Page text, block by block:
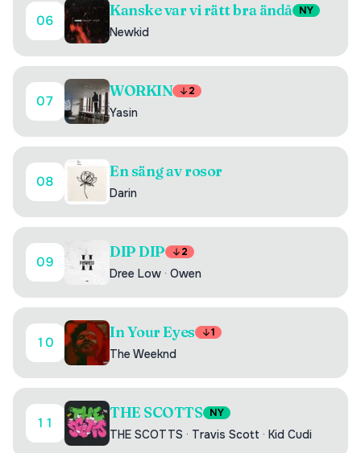
06
Kanske var vi rätt bra ändå NY
Newkid
07
WORKIN 2
Yasin
08
En säng av rosor
Darin
09
DIP DIP 2
Dree Low · Owen
10
In Your Eyes 1
The Weeknd
11
THE SCOTTS NY
THE SCOTTS · Travis Scott · Kid Cudi